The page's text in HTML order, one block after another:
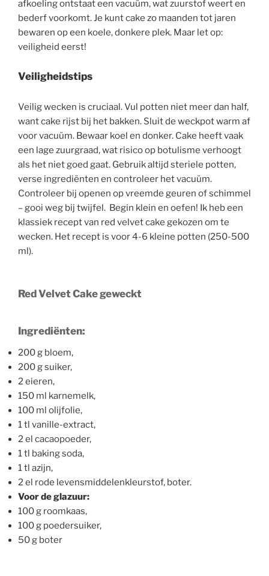
afkoeling ontstaat een vacuüm, wat zuurstof weert en
bederf voorkomt. Je kunt cake zo maanden tot jaren
bewaren op een koele, donkere plek. Maar let op:
veiligheid eerst!
Veiligheidstips
Veilig wecken is cruciaal. Vul potten niet meer dan half,
want cake rijst bij het bakken. Sluit de weckpot warm af
voor vacuüm. Bewaar koel en donker. Cake heeft vaak
een lage zuurgraad, wat risico op botulisme verhoogt
als het niet goed gaat. Gebruik altijd steriele potten,
verse ingrediënten en controleer het vacuüm.
Controleer bij openen op vreemde geuren of schimmel
– gooi weg bij twijfel. Begin klein en oefen! Ik heb een
klassiek recept van red velvet cake gekozen om te
wecken. Het recept is voor 4-6 kleine potten (250-500
ml).
Red Velvet Cake geweckt
Ingrediënten:
200 g bloem,
200 g suiker,
2 eieren,
150 ml karnemelk,
100 ml olijfolie,
1 tl vanille-extract,
2 el cacaopoeder,
1 tl baking soda,
1 tl azijn,
2 el rode levensmiddelenkleurstof, boter.
Voor de glazuur:
100 g roomkaas,
100 g poedersuiker,
50 g boter